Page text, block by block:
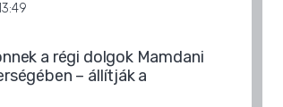
a régi dolgok Mamdani
– állítják a